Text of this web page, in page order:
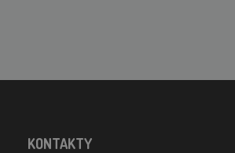
KONTAKTY